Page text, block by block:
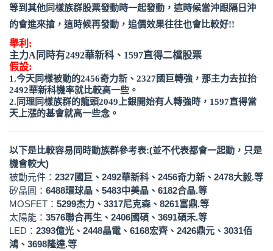
等到其他同樣族群股票發動時一起發動 ，這時候當沖跟隔日沖
的會進來搶，這時候再發動，追價效果往往也會比較好!!
舉利:
主力A同時有2492華新科、1597直得二檔股票
假設:
1.今天同樣被動的2456奇力新、2327國巨轉強，那主力去拉抬
2492華新科機率就比較高一些。
2.同理同樣族群的龍頭2049上銀開始有人轉強時，1597直得當
天上漲的基會就高一些念。
以下是比較容易同時動族群參考表:(並不代表都會一起動，只是
機會較大)
被動元件 ： 2327國巨、2492華新科、2456奇力新、2478大毅.等
矽晶圓 ： 6488環球晶、5483中美晶、6182合晶.等
MOSFET ： 5299杰力、3317尼克森、8261富鼎.等
太陽能 ： 3576聯合再生、2406國碩、3691碩禾.等
LED ： 2393億光、2448晶電、6168宏齊、2426鼎元、3031佰
鴻、3698隆達.等